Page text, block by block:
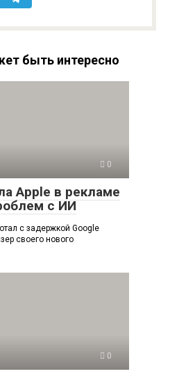
быть интересно
0
Apple в рекламе
с ИИ
с задержкой Google
своего нового
0